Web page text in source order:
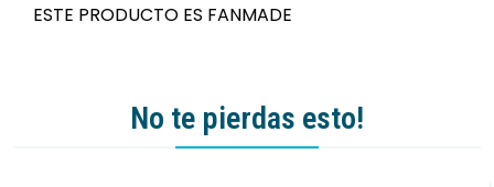
ESTE PRODUCTO ES FANMADE
No te pierdas esto!